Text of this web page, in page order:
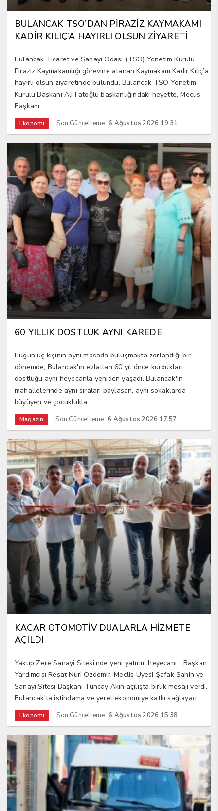
BULANCAK TSO’DAN PİRAZİZ KAYMAKAMI
KADİR KILIÇ’A HAYIRLI OLSUN ZİYARETİ
Bulancak Ticaret ve Sanayi Odası (TSO) Yönetim Kurulu,
Piraziz Kaymakamlığı görevine atanan Kaymakam Kadir Kılıç’a
hayırlı olsun ziyaretinde bulundu. Bulancak TSO Yönetim
Kurulu Başkanı Ali Fatoğlu başkanlığındaki heyette, Meclis
Başkanı...
Ekonomi Son Güncelleme: 6 Ağustos 2026 19:31
60 YILLIK DOSTLUK AYNI KAREDE
Bugün üç kişinin aynı masada buluşmakta zorlandığı bir
dönemde, Bulancak'ın evlatları 60 yıl önce kurdukları
dostluğu aynı heyecanla yeniden yaşadı. Bulancak'ın
mahallelerinde aynı sıraları paylaşan, aynı sokaklarda
büyüyen ve çocuklukla...
Magazin Son Güncelleme: 6 Ağustos 2026 17:57
KACAR OTOMOTİV DUALARLA HİZMETE
AÇILDI
Yakup Zere Sanayi Sitesi'nde yeni yatırım heyecanı... Başkan
Yardımcısı Reşat Nuri Özdemir, Meclis Üyesi Şafak Şahin ve
Sanayi Sitesi Başkanı Tuncay Akın açılışta birlik mesajı verdi.
Bulancak'ta istihdama ve yerel ekonomiye katkı sağlayac...
Ekonomi Son Güncelleme: 6 Ağustos 2026 15:38